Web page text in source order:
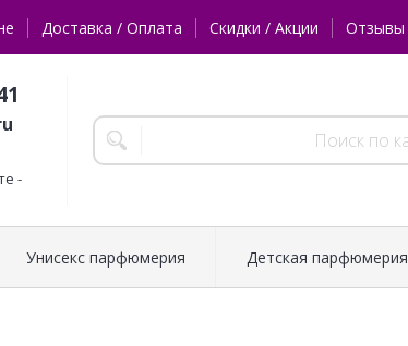
Доставка / Оплата Скидки / Акции Отзывы
-
Унисекс парфюмерия Детская парфюмерия